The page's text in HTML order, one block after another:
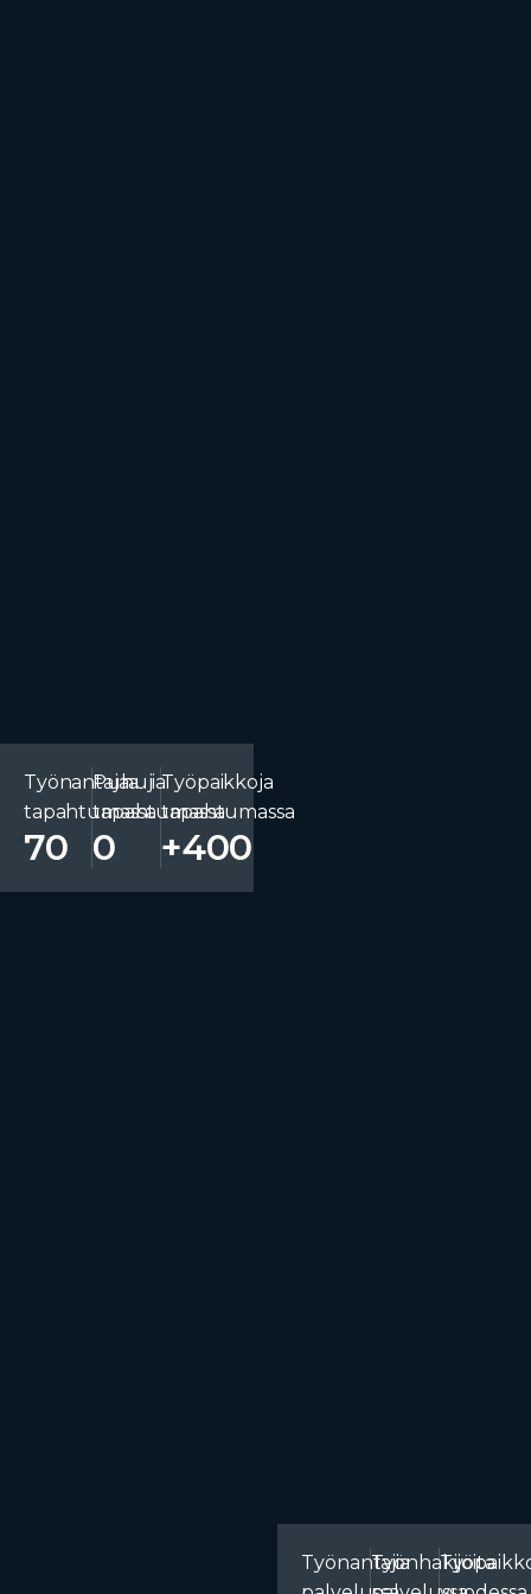
Työnantajaa
tapahtumassa
70
Puhujia
tapahtumassa
0
Työpaikkoja
tapahtumassa
+400
TyönantajiaTyönhakijoita